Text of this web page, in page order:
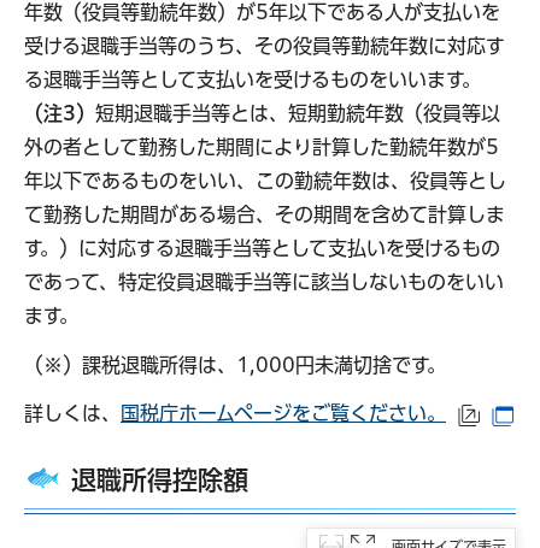
年数（役員等勤続年数）が5年以下である人が支払いを
受ける退職手当等のうち、その役員等勤続年数に対応す
る退職手当等として支払いを受けるものをいいます。
（注3） 短期退職手当等とは、短期勤続年数（役員等以
外の者として勤務した期間により計算した勤続年数が5
年以下であるものをいい、この勤続年数は、役員等とし
て勤務した期間がある場合、その期間を含めて計算しま
す。）に対応する退職手当等として支払いを受けるもの
であって、特定役員退職手当等に該当しないものをいい
ます。
（※）課税退職所得は、1,000円未満切捨です。
詳しくは、 国税庁ホームページをご覧ください。 （外
退職所得控除額